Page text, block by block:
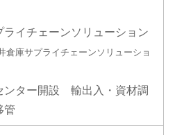
ライチェーンソリューション
倉庫サプライチェーンソリューショ
ンター開設 輸出入・資材調
管